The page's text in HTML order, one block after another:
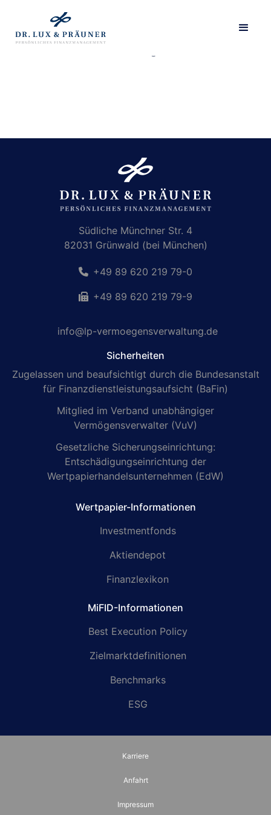
Diese Seite hat keinen Inhalt. Sie wird als Liste ohne
Südliche Münchner Str. 4
82031 Grünwald (bei München)
+49 89 620 219 79-0
+49 89 620 219 79-9
info@lp-vermoegensverwaltung.de
Sicherheiten
Zugelassen und beaufsichtigt durch die Bundesanstalt
für Finanzdienstleistungsaufsicht (BaFin)
Mitglied im Verband unabhängiger
Vermögensverwalter (VuV)
Gesetzliche Sicherungseinrichtung:
Entschädigungseinrichtung der
Wertpapierhandelsunternehmen (EdW)
Wertpapier-Informationen
Investmentfonds
Aktiendepot
Finanzlexikon
MiFID-Informationen
Best Execution Policy
Zielmarktdefinitionen
Benchmarks
ESG
Karriere
Anfahrt
Impressum